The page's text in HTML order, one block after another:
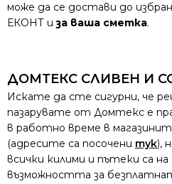
може да се достави до
ЕКОНТ иза ваша сметка.
ДОМТЕКС СЛИВЕН И
Искате да сте сигурни, че
пазарувате от Домтекс е
в работно време в
(адресите са посочени тук),
всички килими и пътеки са
възможността за